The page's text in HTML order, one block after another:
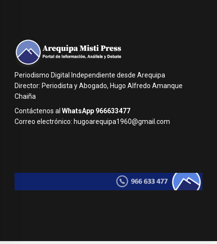
Periodismo Digital Independiente desde Arequipa
Director: Periodista y Abogado, Hugo Alfredo Amanque
Chaiña
Contáctenos al WhatsApp 966633477
Correo electrónico: hugoarequipa1960@gmail.com